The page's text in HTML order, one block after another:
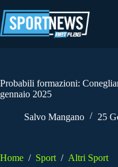
al
contenuto
Probabili formazioni:
gennaio 2025
Salvo Mangano 25
Home / Sport / Altri Sport